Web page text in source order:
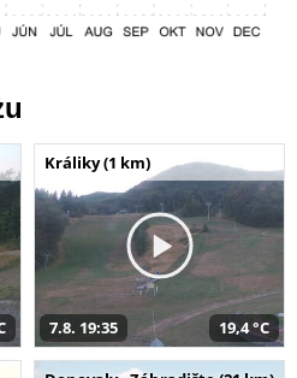
Králiky (1 km)
7.8. 19:35 19,4 °C